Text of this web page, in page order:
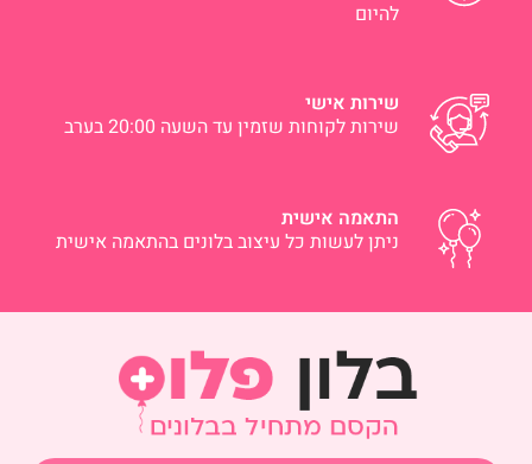
להיום
שירות אישי
שירות לקוחות שזמין עד השעה 20:00 בערב
התאמה אישית
ניתן לעשות כל עיצוב בלונים בהתאמה אישית